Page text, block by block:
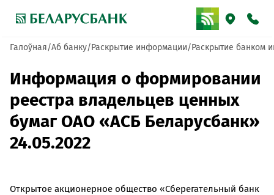
Галоўная Аб банку Раскрытие информации Раскрытие банком
Информация о формировании
реестра владельцев ценных
бумаг ОАО «АСБ Беларусбанк»
24.05.2022
Открытое акционерное общество «Сберегательный банк